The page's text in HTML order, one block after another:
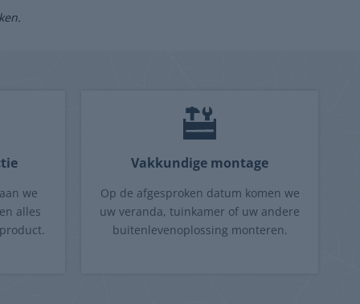
we
alles
Vakkundige montage
Op de afgesproken datum komen we
uw veranda, tuinkamer of uw andere
buitenlevenoplossing monteren.